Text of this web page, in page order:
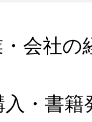
会社の
入・書